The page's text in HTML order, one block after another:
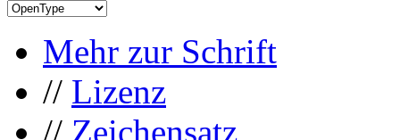
Mehr zur Schrift
// Lizenz
// Zeichensatz